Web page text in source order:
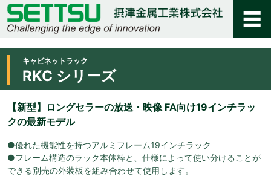
キャビネットラック
RKC シリーズ
【新型】ロングセラーの放送・映像 FA向け19インチラッ
クの最新モデル
●優れた機能性を持つアルミフレーム19インチラック
●フレーム構造のラック本体枠と、仕様によって使い分けることが
できる別売の外装板を組み合わせて使用します。